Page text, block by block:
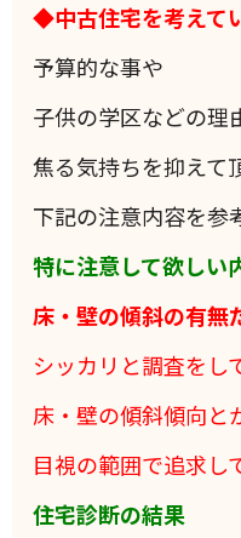
◆中古住宅を考えて
予算的な事や
子供の学区などの理
焦る気持ちを抑えて
下記の注意内容を参
特に注意して欲しい
床・壁の傾斜の有無
シッカリと調査をし
床・壁の傾斜傾向と
目視の範囲で追求し
住宅診断の結果